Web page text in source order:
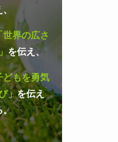
、
世界の広さ
を伝え、
どもを勇気
」を伝え
。